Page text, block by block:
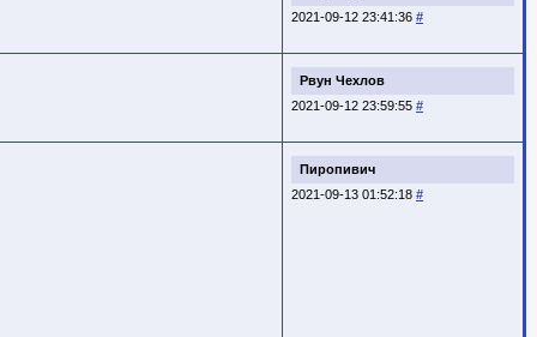
2021-09-12 23:41:36 #
Рвун Чехлов
2021-09-12 23:59:55 #
Пиропивич
2021-09-13 01:52:18 #